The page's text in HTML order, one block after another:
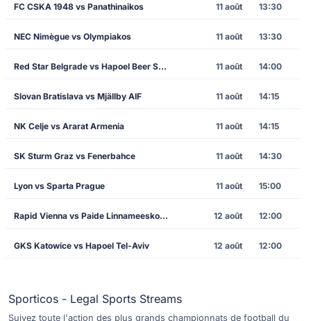
FC CSKA 1948 vs Panathinaikos 11 août 13:30
NEC Nimègue vs Olympiakos 11 août 13:30
Red Star Belgrade vs Hapoel Beer Sheva 11 août 14:00
Slovan Bratislava vs Mjällby AIF 11 août 14:15
NK Celje vs Ararat Armenia 11 août 14:15
SK Sturm Graz vs Fenerbahce 11 août 14:30
Lyon vs Sparta Prague 11 août 15:00
Rapid Vienna vs Paide Linnameeskond 12 août 12:00
GKS Katowice vs Hapoel Tel-Aviv 12 août 12:00
Sporticos - Legal Sports Streams
Suivez toute l'action des plus grands championnats de football du